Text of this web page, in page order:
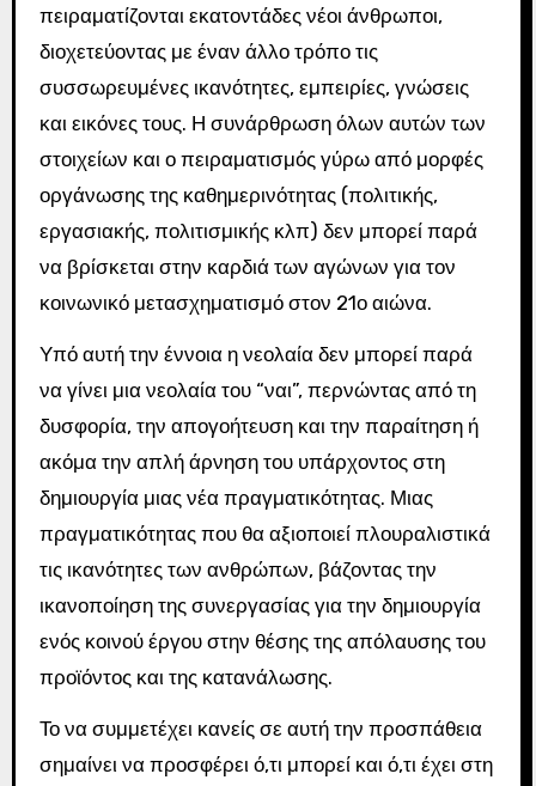
πειραματίζονται εκατοντάδες νέοι άνθρωποι,
διοχετεύοντας με έναν άλλο τρόπο τις
συσσωρευμένες ικανότητες, εμπειρίες, γνώσεις
και εικόνες τους. Η συνάρθρωση όλων αυτών των
στοιχείων και ο πειραματισμός γύρω από μορφές
οργάνωσης της καθημερινότητας (πολιτικής,
εργασιακής, πολιτισμικής κλπ) δεν μπορεί παρά
να βρίσκεται στην καρδιά των αγώνων για τον
κοινωνικό μετασχηματισμό στον 21ο αιώνα.
Υπό αυτή την έννοια η νεολαία δεν μπορεί παρά
να γίνει μια νεολαία του “ναι”, περνώντας από τη
δυσφορία, την απογοήτευση και την παραίτηση ή
ακόμα την απλή άρνηση του υπάρχοντος στη
δημιουργία μιας νέα πραγματικότητας. Μιας
πραγματικότητας που θα αξιοποιεί πλουραλιστικά
τις ικανότητες των ανθρώπων, βάζοντας την
ικανοποίηση της συνεργασίας για την δημιουργία
ενός κοινού έργου στην θέσης της απόλαυσης του
προϊόντος και της κατανάλωσης.
Το να συμμετέχει κανείς σε αυτή την προσπάθεια
σημαίνει να προσφέρει ό,τι μπορεί και ό,τι έχει στη